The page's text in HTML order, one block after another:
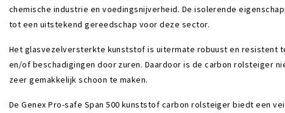
chemische industrie en voedingsnijverheid. De isolerende
tot een uitstekend gereedschap voor deze sector.
Het glasvezelversterkte kunststof is uitermate robuust en resistent
en/of beschadigingen door zuren. Daardoor is de carbon rolsteiger
zeer gemakkelijk schoon te maken.
De Genex Pro-safe Span 500 kunststof carbon rolsteiger biedt een